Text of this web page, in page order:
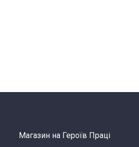
Магазин на Героїв Праці